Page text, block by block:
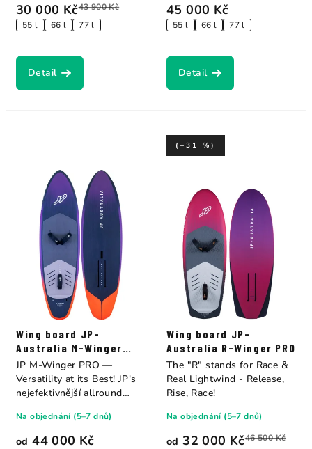
30 000 Kč43 900 Kč
55 l 66 l 77 l
Detail
45 000 Kč
55 l 66 l 77 l
Detail
Wing board JP-
Australia M-Winger
PRO
od 44 000 Kč
Na objednání (5–7 dnů)
JP M-Winger PRO —
Versatility at its Best! JP's
nejefektivnější allround
Wing board JP-
Australia R-Winger PRO
od 32 000 Kč46 500 Kč
(–31 %)
Na objednání (5–7 dnů)
The "R" stands for Race &
Real Lightwind - Release,
Rise, Race!